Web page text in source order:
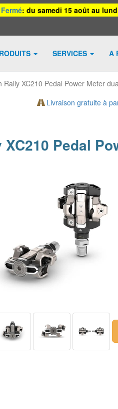
Fermé: du samedi 15 août au
SERVICES A
Rally XC210 Pedal Power Meter
Livraison gratuite à
Pedal